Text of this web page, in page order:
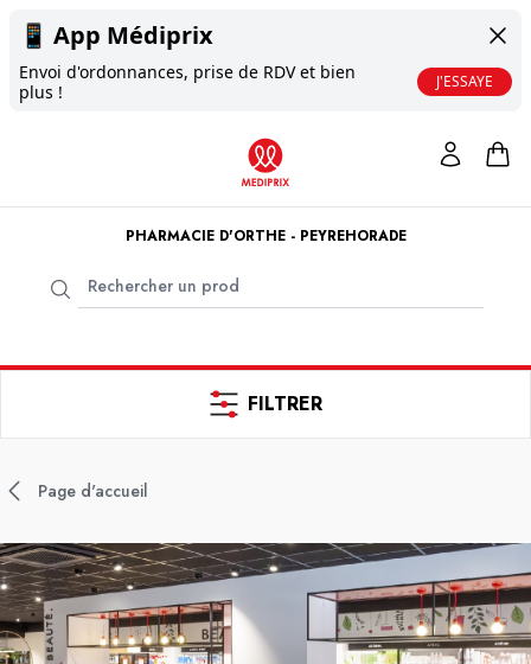
📱 App Médiprix
Envoi d'ordonnances, prise de RDV et bien
plus !
J'ESSAYE
PHARMACIE D'ORTHE - PEYREHORADE
FILTRER
Page d'accueil